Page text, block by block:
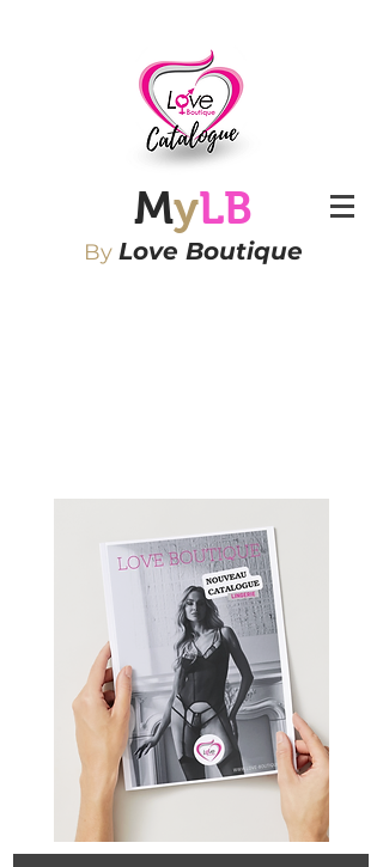
MyLB
By Love Boutique